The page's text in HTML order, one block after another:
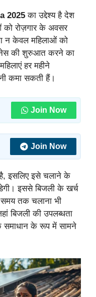
2025 का उद्देश्य है देश
को रोज़गार के अवसर
न केवल महिलाओं को
की शुरुआत करने का
हर महीने
कमा सकती हैं।
Join Now
Join Now
इसलिए इसे चलाने के
इससे बिजली के खर्च
तक चलाना भी
बिजली की उपलब्धता
समाधान के रूप में सामने